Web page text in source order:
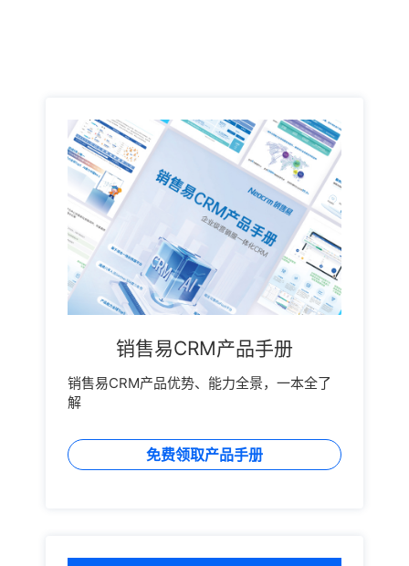
销售易CRM产品手册
销售易CRM产品优势、能力全景，一本全了
解
免费领取产品手册